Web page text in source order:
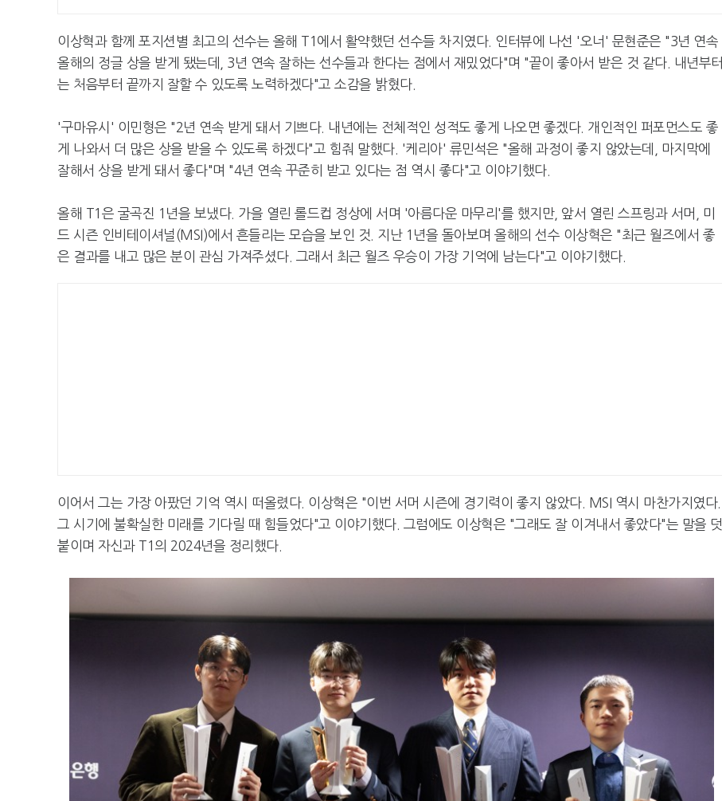
이상혁과 함께 포지션별 최고의 선수는 올해 T1에서 활약했던 선수들 차지였다. 인터뷰에 나선 '오너' 문현준은 "3년 연속
올해의 정글 상을 받게 됐는데, 3년 연속 잘하는 선수들과 한다는 점에서 재밌었다"며 "끝이 좋아서 받은 것 같다. 내년부터
는 처음부터 끝까지 잘할 수 있도록 노력하겠다"고 소감을 밝혔다.
'구마유시' 이민형은 "2년 연속 받게 돼서 기쁘다. 내년에는 전체적인 성적도 좋게 나오면 좋겠다. 개인적인 퍼포먼스도 좋
게 나와서 더 많은 상을 받을 수 있도록 하겠다"고 힘줘 말했다. '케리아' 류민석은 "올해 과정이 좋지 않았는데, 마지막에
잘해서 상을 받게 돼서 좋다"며 "4년 연속 꾸준히 받고 있다는 점 역시 좋다"고 이야기했다.
올해 T1은 굴곡진 1년을 보냈다. 가을 열린 롤드컵 정상에 서며 '아름다운 마무리'를 했지만, 앞서 열린 스프링과 서머, 미
드 시즌 인비테이셔널(MSI)에서 흔들리는 모습을 보인 것. 지난 1년을 돌아보며 올해의 선수 이상혁은 "최근 월즈에서 좋
은 결과를 내고 많은 분이 관심 가져주셨다. 그래서 최근 월즈 우승이 가장 기억에 남는다"고 이야기했다.
이어서 그는 가장 아팠던 기억 역시 떠올렸다. 이상혁은 "이번 서머 시즌에 경기력이 좋지 않았다. MSI 역시 마찬가지였다.
그 시기에 불확실한 미래를 기다릴 때 힘들었다"고 이야기했다. 그럼에도 이상혁은 "그래도 잘 이겨내서 좋았다"는 말을 덧
붙이며 자신과 T1의 2024년을 정리했다.